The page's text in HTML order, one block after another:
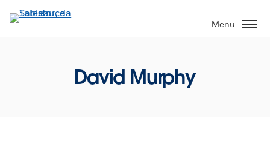
Passa
Menu
David Murphy